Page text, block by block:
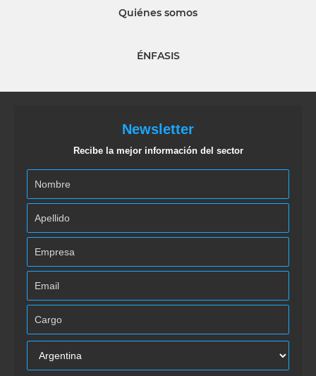
Quiénes somos
ÉNFASIS
Newsletter
Recibe la mejor información del sector